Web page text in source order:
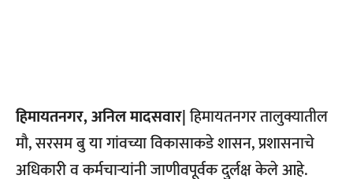
हिमायतनगर, अनिल मादसवार|हिमायतनगर तालुक्यातील
मौ, सरसम बु या गांवच्या विकासाकडे शासन, प्रशासनाचे
अधिकारी व कर्मचाऱ्यांनी जाणीवपूर्वक दुर्लक्ष केले आहे.